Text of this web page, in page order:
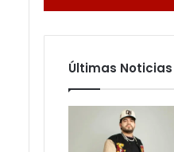
Últimas Noticias